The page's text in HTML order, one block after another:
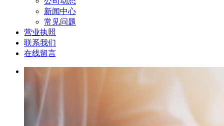
新闻中心
常见问题
营业执照
联系我们
在线留言